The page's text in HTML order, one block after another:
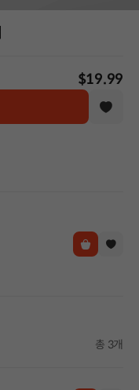
$19.99
총 3개